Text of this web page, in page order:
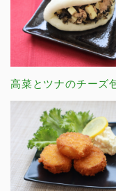
高菜とツナのチーズ